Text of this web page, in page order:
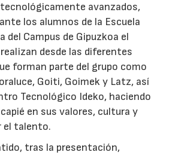
avanzados,
los alumnos de la Escuela
del Campus de Gipuzkoa el
desde las diferentes
forman parte del grupo como
Goiti, Goimek y Latz, así
Tecnológico Ideko, haciendo
en sus valores, cultura y
el talento.
tras la presentación,